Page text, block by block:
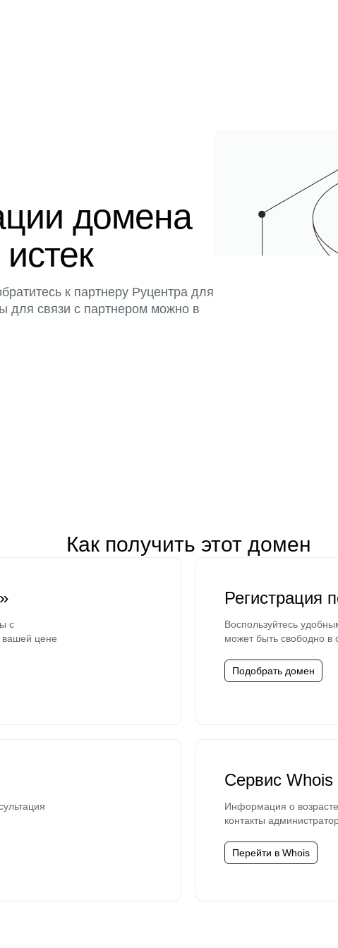
домена
к партнеру Руцентра для
для связи с партнером можно в
Как получить этот домен
с
цене
Регистрация
Воспользуйтесь
может быть свободно в
Подобрать домен
Сервис Whois
Информация о
контакты
Перейти в Whois